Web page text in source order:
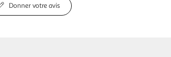
Donner votre avis